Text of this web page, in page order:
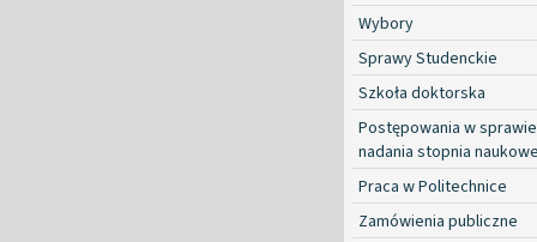
Wybory
Sprawy Studenckie
Szkoła doktorska
Postępowania w sprawie
nadania stopnia
Praca w Politechnice
Zamówienia publiczne